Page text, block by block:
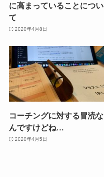
に高まっていることについ
て
2020年4月8日
コーチングに対する冒涜な
んですけどね…
2020年4月5日